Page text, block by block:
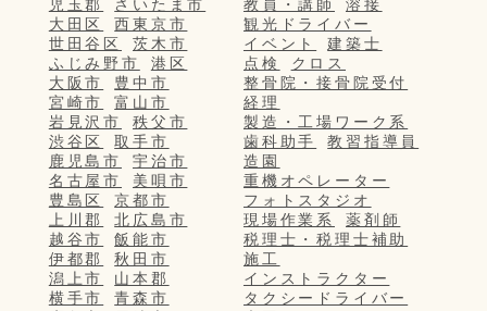
児玉郡
さいたま市
大田区
西東京市
世田谷区
茨木市
ふじみ野市
港区
大阪市
豊中市
宮崎市
富山市
岩見沢市
秩父市
渋谷区
取手市
鹿児島市
宇治市
名古屋市
美唄市
豊島区
京都市
上川郡
北広島市
越谷市
飯能市
伊都郡
秋田市
潟上市
山本郡
横手市
青森市
教員・講師
溶接
観光ドライバー
イベント
建築士
点検
クロス
整骨院・接骨院受付
経理
製造・工場ワーク系
歯科助手
教習指導員
造園
重機オペレーター
フォトスタジオ
現場作業系
薬剤師
税理士・税理士補助
施工
インストラクター
タクシードライバー